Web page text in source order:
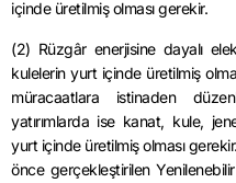
içinde üretilmiş olması gerekir.
(2) Rüzgâr enerjisine dayalı
kulelerin yurt içinde üretilmiş
müracaatlara istinaden
yatırımlarda ise kanat, kule,
yurt içinde üretilmiş olması
önce gerçekleştirilen